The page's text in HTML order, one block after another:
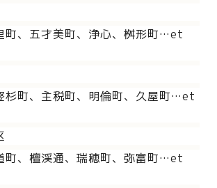
町、五才美町、浄心、桝形町…et
杉町、主税町、明倫町、久屋町…et
町、檀渓通、瑞穂町、弥富町…et